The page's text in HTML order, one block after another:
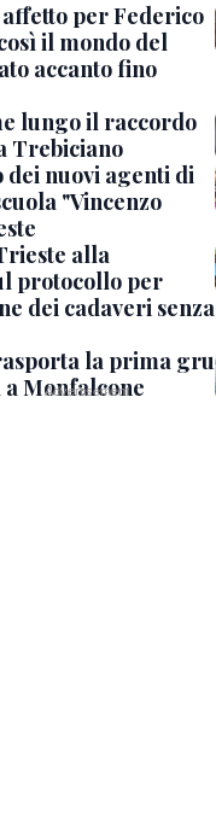
per Federico
il mondo del
accanto fino
lungo il raccordo
Trebiciano
nuovi agenti di
"Vincenzo
alla
protocollo per
dei cadaveri senza
la prima gru
Monfalcone